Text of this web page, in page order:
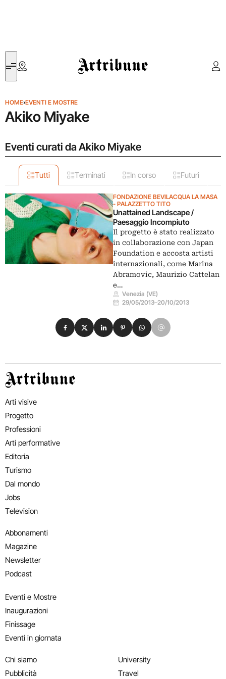
Artribune
HOME›EVENTI E MOSTRE
Akiko Miyake
Eventi curati da Akiko Miyake
Tutti Terminati In corso Futuri
FONDAZIONE BEVILACQUA LA MASA
- PALAZZETTO TITO
Unattained Landscape /
Paesaggio Incompiuto
Il progetto è stato realizzato
in collaborazione con Japan
Foundation e accosta artisti
internazionali, come Marina
Abramovic, Maurizio Cattelan
e…
Venezia (VE)
29/05/2013–20/10/2013
Condividi su Facebook
Condividi su X
Condividi su LinkedIn
Condividi su Pinterest
Condividi su WhatsApp
Condividi su Email
Artribune
Arti visive
Progetto
Professioni
Arti performative
Editoria
Turismo
Dal mondo
Jobs
Television
Abbonamenti
Magazine
Newsletter
Podcast
Eventi e Mostre
Inaugurazioni
Finissage
Eventi in giornata
Chi siamo
Pubblicità
University
Travel